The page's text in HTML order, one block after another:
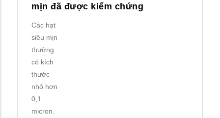
mịn đã được kiểm chứng
Các hạt
siêu mịn
thường
có kích
thước
nhỏ hơn
0,1
micron.